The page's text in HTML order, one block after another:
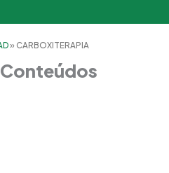
» CARBOXITERAPIA